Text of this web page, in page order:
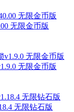
无限金币版
无限金币版
无限钻石版